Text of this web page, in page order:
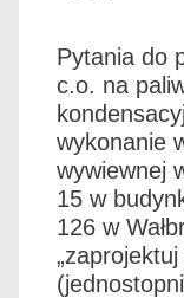
Pytania do
c.o. na
wykonanie
wywiewnej
15 w
126 w
„zaprojektuj